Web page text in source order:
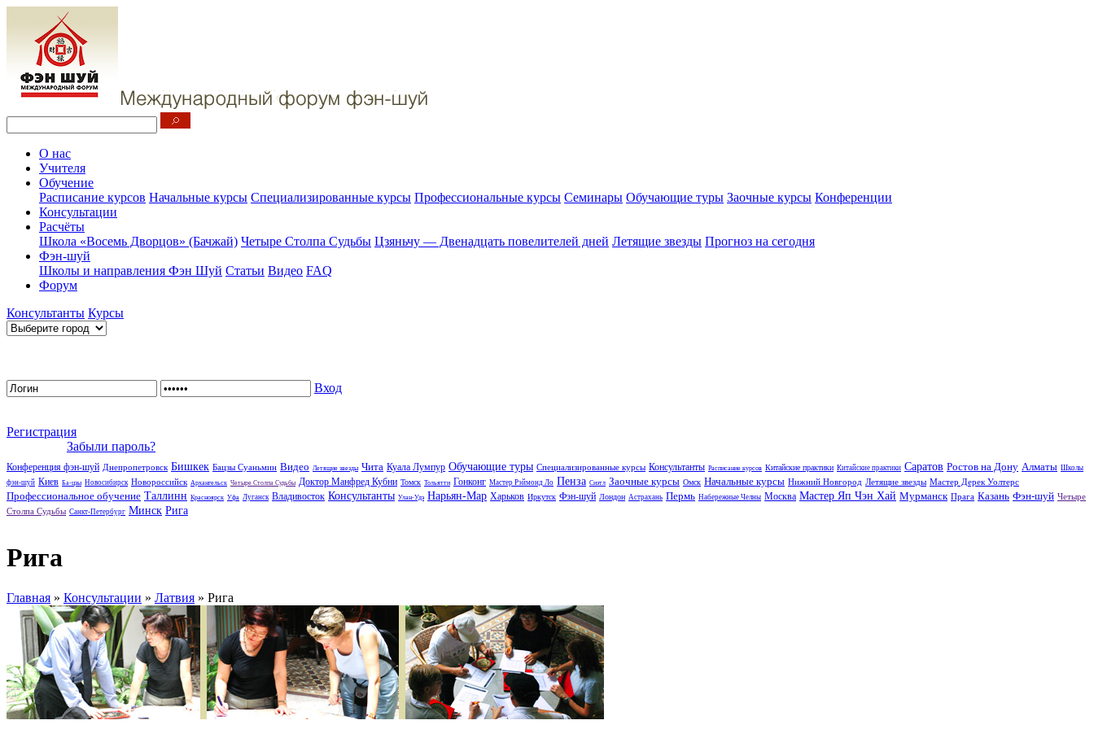
О нас
Учителя
Обучение
Расписание курсов Начальные курсы Специализированные курсы Профессиональные курсы Семинары Обучающие туры Заочные курсы Конференции
Консультации
Расчёты
Школа «Восемь Дворцов» (Бачжай) Четыре Столпа Судьбы Цзяньчу — Двенадцать повелителей дней Летящие звезды Прогноз на сегодня
Фэн-шуй
Школы и направления Фэн Шуй Статьи Видео FAQ
Форум
Консультанты Курсы
Вход
Регистрация
Забыли пароль?
Конференция фэн-шуй Днепропетровск Бишкек Бацзы Суаньмин Видео Летящие звезды Чита Куала Лумпур Обучающие туры Специализированные курсы Консультанты Расписание курсов Китайские практики Китайские практики Саратов Ростов на Дону Алматы Школы
фэн-шуй Киев Ба-цзы Новосибирск Новороссийск Архангельск Четыре Столпа Судьбы Доктор Манфред Кубни Томск Тольятти Гонконг Мастер Рэймонд Ло Пенза Сиэтл Заочные курсы Омск Начальные курсы Нижний Новгород Летящие звезды Мастер Дерек Уолтерс
Профессиональное обучение Таллинн Красноярск Уфа Луганск Владивосток Консультанты Улан-Удэ Нарьян-Мар Харьков Иркутск Фэн-шуй Лондон Астрахань Пермь Набережные Челны Москва Мастер Яп Чэн Хай Мурманск Прага Казань Фэн-шуй Четыре
Столпа Судьбы Санкт-Петербург Минск Рига
Рига
Главная » Консультации » Латвия » Рига